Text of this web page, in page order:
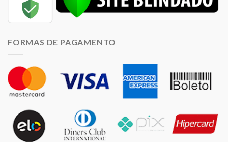
FORMAS DE PAGAMENTO